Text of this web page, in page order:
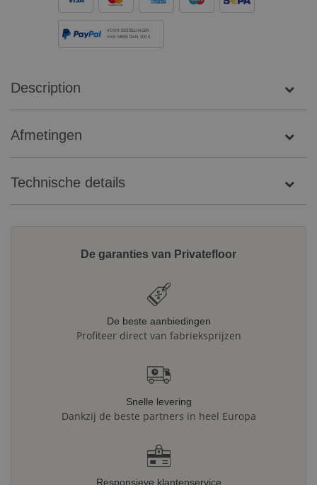
VOOR BESTELLINGEN
VAN MEER DAN 500 €
Description
Afmetingen
Technische details
De garanties van Privatefloor
De beste aanbiedingen
Profiteer direct van fabrieksprijzen
Snelle levering
Dankzij de beste partners in heel Europa
Responsieve klantenservice